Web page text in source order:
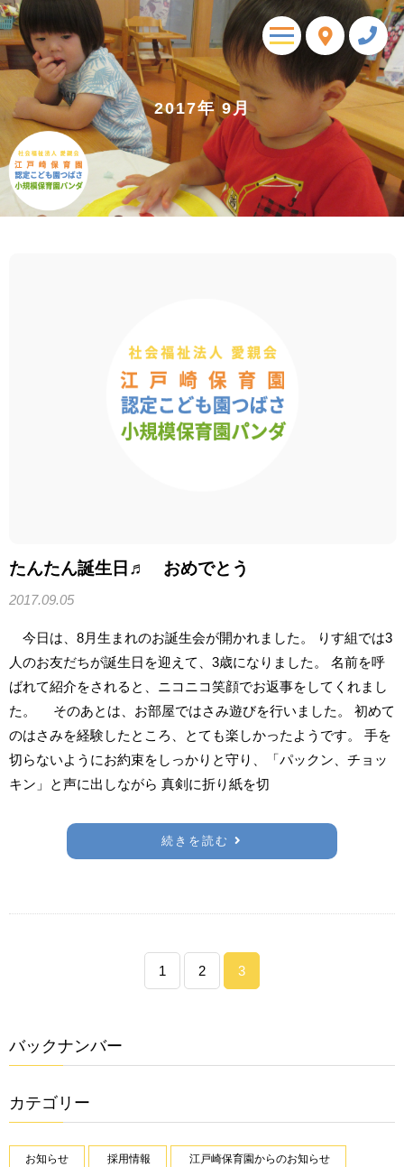
toggle
navigation
2017年 9月
たんたん誕生日♬ おめでとう
2017.09.05
今日は、8月生まれのお誕生会が開かれました。 りす組では3
人のお友だちが誕生日を迎えて、3歳になりました。 名前を呼
ばれて紹介をされると、ニコニコ笑顔でお返事をしてくれまし
た。 そのあとは、お部屋ではさみ遊びを行いました。 初めて
のはさみを経験したところ、とても楽しかったようです。 手を
切らないようにお約束をしっかりと守り、「パックン、チョッ
キン」と声に出しながら 真剣に折り紙を切
続きを読む
1 2 3
バックナンバー
カテゴリー
お知らせ 採用情報 江戸崎保育園からのお知らせ